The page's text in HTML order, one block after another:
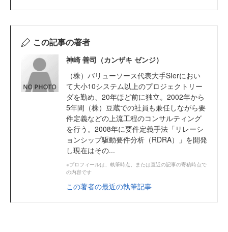
この記事の著者
神崎 善司（カンザキ ゼンジ）
（株）バリューソース代表大手SIerにおい
て大小10システム以上のプロジェクトリー
ダを勤め、20年ほど前に独立。2002年から
5年間（株）豆蔵での社員も兼任しながら要
件定義などの上流工程のコンサルティング
を行う。2008年に要件定義手法「リレーシ
ョンシップ駆動要件分析（RDRA）」を開発
し現在はその...
※プロフィールは、執筆時点、または直近の記事の寄稿時点で
の内容です
この著者の最近の執筆記事